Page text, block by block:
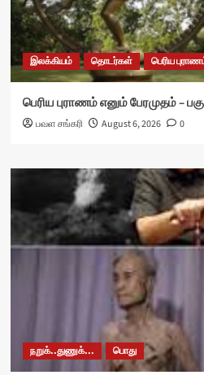
இலக்கியம் தொடர்கள் பெரிய
பெரிய புராணம் எனும் பேரமுதம் –
பவள சங்கரி August 6, 2026 0
நறுக்..துணுக்... பொது